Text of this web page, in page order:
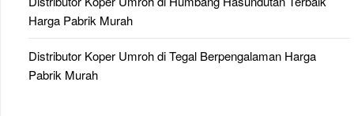
Harga Pabrik Murah
Distributor Koper Umroh di Tegal Berpengalaman Harga
Pabrik Murah